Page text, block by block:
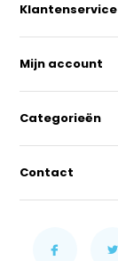
Klantenservice
Mijn account
Categorieën
Contact